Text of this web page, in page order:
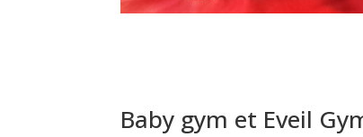
Baby gym et Eveil